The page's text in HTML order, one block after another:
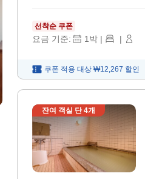
선착순 쿠폰
요금 기준: 1 박 | |
쿠폰 적용 대상 ₩12,267 할인
잔여 객실 단4개